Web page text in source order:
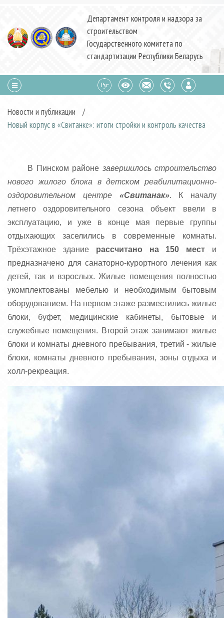
Департамент контроля и надзора за
строительством
Государственного комитета по
стандартизации Республики Беларусь
Новости и публикации
/
Новый корпус в «Свитанке»: итоги стройки и контроль качества
В Пинском районе завершилось строительство
нового жилого блока в детском реабилитационно-
оздоровительном центре «Свитанак». К началу
летнего оздоровительного сезона объект ввели в
эксплуатацию, и уже в конце мая первые группы
отдыхающих заселились в современные комнаты.
Трёхэтажное здание рассчитано на 150 мест и
предназначено для санаторно-курортного лечения как
детей, так и взрослых. Жилые помещения полностью
укомплектованы мебелью и необходимым бытовым
оборудованием. На первом этаже разместились жилые
блоки, буфет, медицинские кабинеты, бытовые и
служебные помещения. Второй этаж занимают жилые
блоки и комнаты дневного пребывания, третий - жилые
блоки, комнаты дневного пребывания, зоны отдыха и
холл-рекреация.